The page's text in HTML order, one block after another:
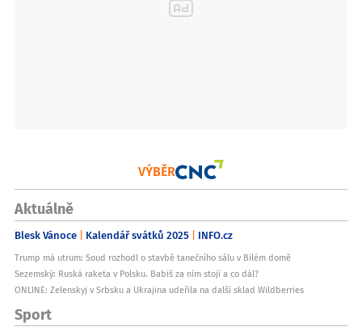
VÝBĚR
Aktuálně
Blesk Vánoce Kalendář svátků 2025 INFO.cz
Trump má utrum: Soud rozhodl o stavbě tanečního sálu v Bílém domě
Sezemský: Ruská raketa v Polsku. Babiš za ním stojí a co dál?
ONLINE: Zelenskyj v Srbsku a Ukrajina udeřila na další sklad Wildberries
Sport